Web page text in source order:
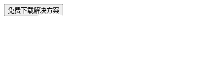
免费下载解决方案